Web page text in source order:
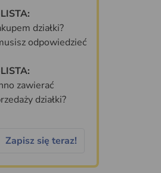
działki?
odpowiedzieć
zawierać
działki?
Zapisz się teraz!